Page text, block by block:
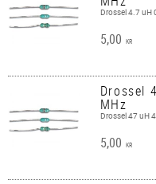
Drossel 4.7 uH
5,00 KR
Drossel
MHz
Drossel 47 uH
5,00 KR